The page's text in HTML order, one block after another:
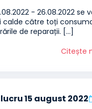
- 26.08.2022 se
calde către toți
de reparații. [...]
Citește
15 august 2022